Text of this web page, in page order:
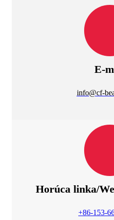
E-
info@cf-
Horúca linka/
+86-153-